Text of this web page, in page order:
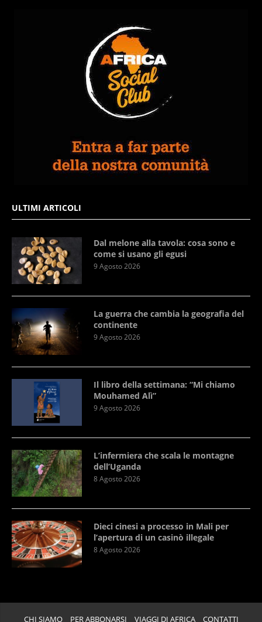
ULTIMI ARTICOLI
Dal melone alla tavola: cosa sono e
come si usano gli egusi
9 Agosto 2026
La guerra che cambia la geografia del
continente
9 Agosto 2026
Il libro della settimana: “Mi chiamo
Mouhamed Alì”
9 Agosto 2026
L’infermiera che scala le montagne
dell’Uganda
8 Agosto 2026
Dieci cinesi a processo in Mali per
l’apertura di un casinò illegale
8 Agosto 2026
CHI SIAMO PER ABBONARSI VIAGGI DI AFRICA CONTATTI